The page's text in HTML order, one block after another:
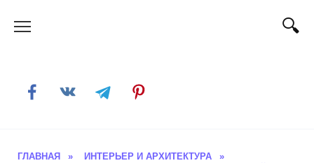
ГЛАВНАЯ » ИНТЕРЬЕР И АРХИТЕКТУРА
»